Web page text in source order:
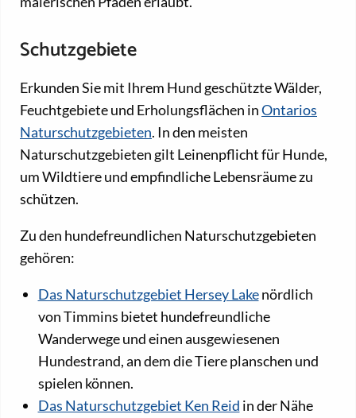
Schutzgebiete
Erkunden Sie mit Ihrem Hund geschützte Wälder,
Feuchtgebiete und Erholungsflächen inOntarios
Naturschutzgebieten. In den meisten
Naturschutzgebieten gilt Leinenpflicht für Hunde,
um Wildtiere und empfindliche Lebensräume zu
schützen.
Zu den hundefreundlichen Naturschutzgebieten
gehören:
Das Naturschutzgebiet Hersey Lakenördlich
von Timmins bietet hundefreundliche
Wanderwege und einen ausgewiesenen
Hundestrand, an dem die Tiere planschen und
spielen können.
Das Naturschutzgebiet Ken Reid in der Nähe